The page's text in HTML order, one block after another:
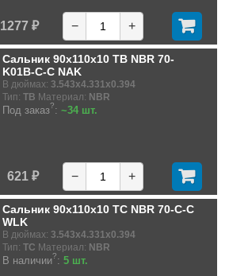
1277 ₽ − +
Сальник 90x110x10 TB NBR 70-
K01B-C-C NAK
В дюймах: 3.543x4.331x0.394
Тип: TB Материал: NBR
Под заказ?: ~34 шт.
621 ₽ − +
Сальник 90x110x10 TC NBR 70-C-C
WLK
В дюймах: 3.543x4.331x0.394
Тип: TC Материал: NBR
В наличии?: 5 шт.